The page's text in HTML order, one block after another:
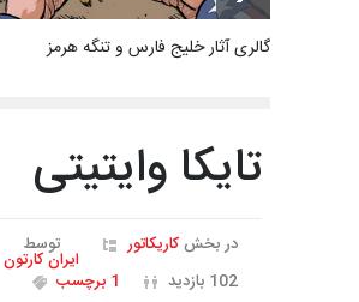
گالری آثار خلیج فارس و تنگه هرمز
تایکا وایتیتی
در بخشکاریکاتور توسط
ایران کارتون
102 بازدید
1 برچسب